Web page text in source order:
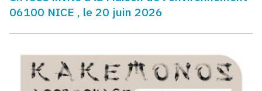
06100 NICE , le 20 juin 2026